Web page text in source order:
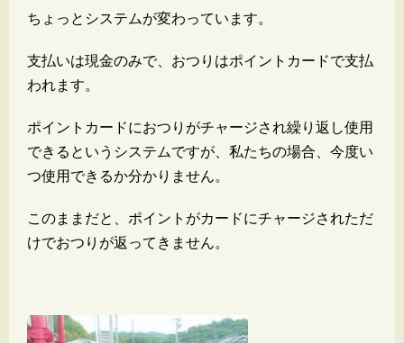
ちょっとシステムが変わっています。
支払いは現金のみで、おつりはポイントカードで支払
われます。
ポイントカードにおつりがチャージされ繰り返し使用
できるというシステムですが、私たちの場合、今度い
つ使用できるか分かりません。
このままだと、ポイントがカードにチャージされただ
けでおつりが返ってきません。